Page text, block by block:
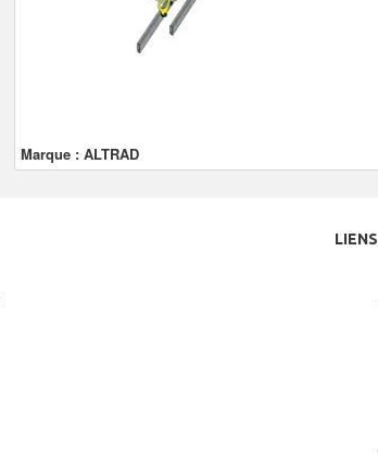
Marque : ALTRAD
LIENS